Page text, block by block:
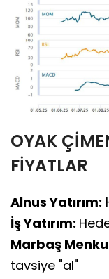
OYAK
FİYATLAR
Alnus Yatırım:
İş Yatırım:
Marbaş
tavsiye "al"